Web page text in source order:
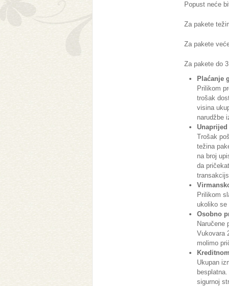
Popust neće
Za pakete
Za pakete
Za pakete do
Plaćanje
Prilikom
trošak
visina
narudžbe
Trošak
težina
na broj
da
Prilikom
ukoliko se
Osobno
Naručene
Vukovara
molimo
Ukupan
sigurnoj